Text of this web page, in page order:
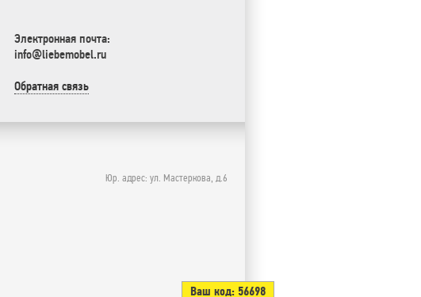
Электронная почта:
info@liebemobel.ru
Обратная связь
Юр. адрес: ул. Мастеркова, д.6
Ваш код: 56698